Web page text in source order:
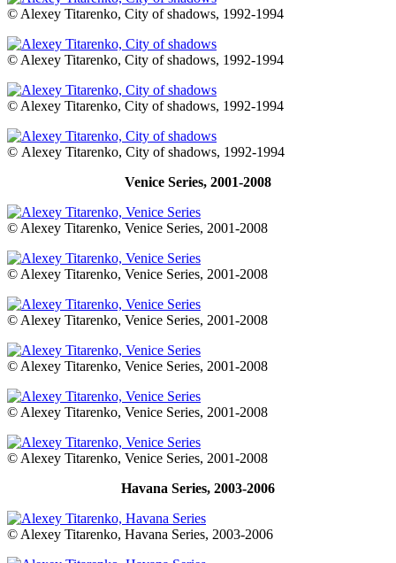
© Alexey Titarenko, City of shadows, 1992-1994
© Alexey Titarenko, City of shadows, 1992-1994
© Alexey Titarenko, City of shadows, 1992-1994
© Alexey Titarenko, City of shadows, 1992-1994
Venice Series, 2001-2008
© Alexey Titarenko, Venice Series, 2001-2008
© Alexey Titarenko, Venice Series, 2001-2008
© Alexey Titarenko, Venice Series, 2001-2008
© Alexey Titarenko, Venice Series, 2001-2008
© Alexey Titarenko, Venice Series, 2001-2008
© Alexey Titarenko, Venice Series, 2001-2008
Havana Series, 2003-2006
© Alexey Titarenko, Havana Series, 2003-2006